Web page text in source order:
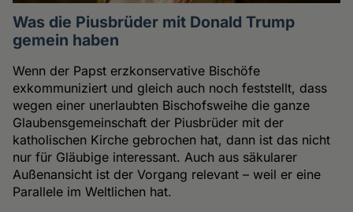
Was die Piusbrüder mit Donald Trump
gemein haben
Wenn der Papst erzkonservative Bischöfe
exkommuniziert und gleich auch noch feststellt, dass
wegen einer unerlaubten Bischofsweihe die ganze
Glaubensgemeinschaft der Piusbrüder mit der
katholischen Kirche gebrochen hat, dann ist das nicht
nur für Gläubige interessant. Auch aus säkularer
Außenansicht ist der Vorgang relevant – weil er eine
Parallele im Weltlichen hat.